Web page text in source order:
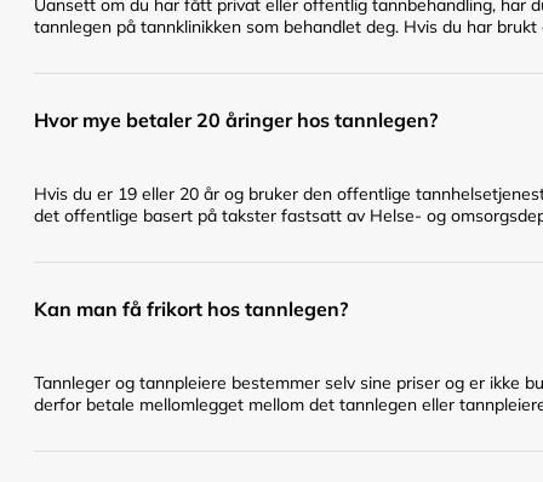
Uansett om du har fått privat eller offentlig tannbehandling, har
tannlegen på tannklinikken som behandlet deg. Hvis du har
Hvor mye betaler 20 åringer hos tannlegen?
Hvis du er 19 eller 20 år og bruker den offentlige
det offentlige basert på takster fastsatt av Helse- og
Kan man få frikort hos tannlegen?
Tannleger og tannpleiere bestemmer selv sine priser og er ikke
derfor betale mellomlegget mellom det tannlegen eller